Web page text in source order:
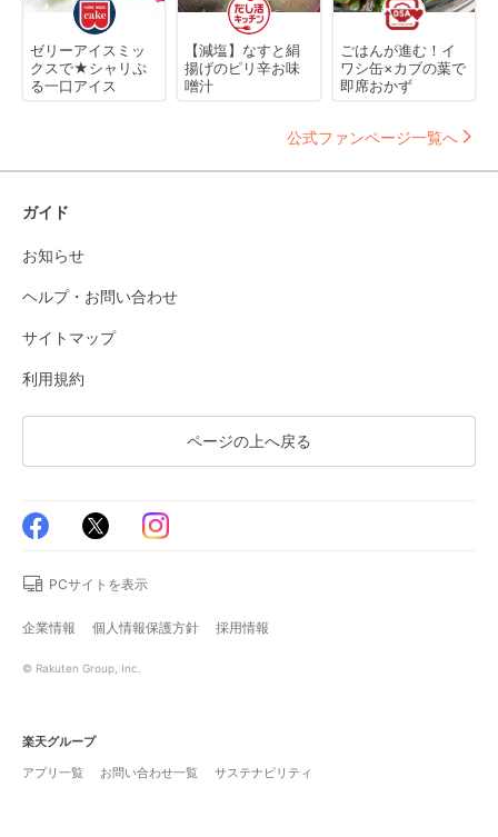
ゼリーアイスミッ
クスで★シャリぷ
る一口アイス
【減塩】なすと絹
揚げのピリ辛お味
噌汁
ごはんが進む！イ
ワシ缶×カブの葉で
即席おかず
公式ファンページ一覧へ
ガイド
お知らせ
ヘルプ・お問い合わせ
サイトマップ
利用規約
ページの上へ戻る
PCサイトを表示
企業情報 個人情報保護方針 採用情報
© Rakuten Group, Inc.
楽天グループ
アプリ一覧
お問い合わせ一覧 サステナビリティ